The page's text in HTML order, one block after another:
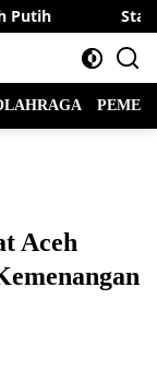
Stafsus
Aceh